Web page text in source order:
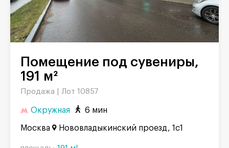
Помещение под сувениры,
191 м²
Продажа | Лот 10857
Окружная 6 мин
Москва Нововладыкинский проезд, 1с1